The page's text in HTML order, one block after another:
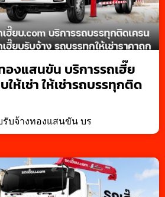
องแสนขัน บริการรถเฮี๊ย
ให้เช่า ให้เช่ารถบรรทุกติด
รับจ้างทองแสนขัน บร